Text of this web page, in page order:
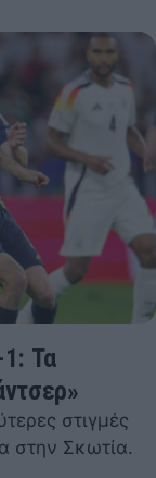
1: Τα
στιγμές
στην Σκωτία.